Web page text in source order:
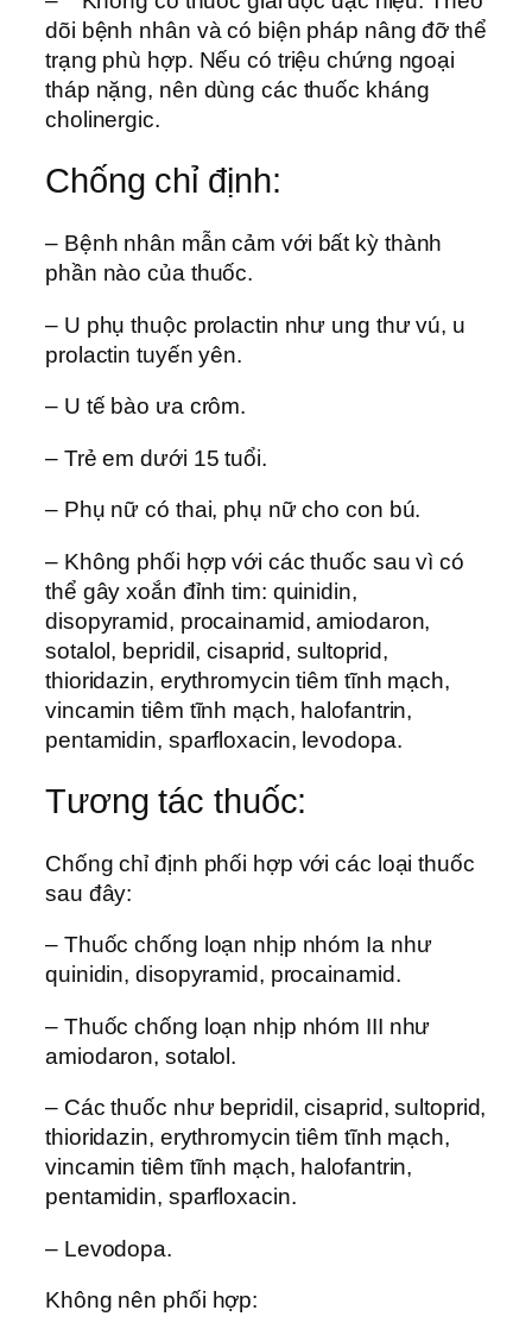
dõi bệnh nhân và có biện pháp nâng đỡ thể
trạng phù hợp. Nếu có triệu chứng ngoại
tháp nặng, nên dùng các thuốc kháng
cholinergic.
Chống chỉ định:
– Bệnh nhân mẫn cảm với bất kỳ thành
phần nào của thuốc.
– U phụ thuộc prolactin như ung thư vú, u
prolactin tuyến yên.
– U tế bào ưa crôm.
– Trẻ em dưới 15 tuổi.
– Phụ nữ có thai, phụ nữ cho con bú.
– Không phối hợp với các thuốc sau vì có
thể gây xoắn đỉnh tim: quinidin,
disopyramid, procainamid, amiodaron,
sotalol, bepridil, cisaprid, sultoprid,
thioridazin, erythromycin tiêm tĩnh mạch,
vincamin tiêm tĩnh mạch, halofantrin,
pentamidin, sparfloxacin, levodopa.
Tương tác thuốc:
Chống chỉ định phối hợp với các loại thuốc
sau đây:
– Thuốc chống loạn nhịp nhóm Ia như
quinidin, disopyramid, procainamid.
– Thuốc chống loạn nhịp nhóm III như
amiodaron, sotalol.
– Các thuốc như bepridil, cisaprid, sultoprid,
thioridazin, erythromycin tiêm tĩnh mạch,
vincamin tiêm tĩnh mạch, halofantrin,
pentamidin, sparfloxacin.
– Levodopa.
Không nên phối hợp: